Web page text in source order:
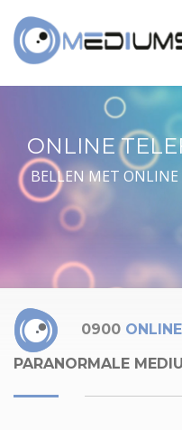
ONLINE
BELLEN MET ONLINE
0900
PARANORMALE